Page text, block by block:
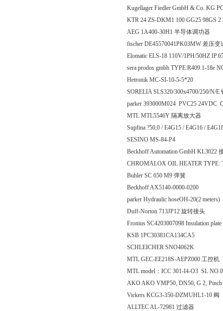
Kugellager Fiedler GmbH & Co. KG
KTR 24 ZS-DKM1 100 GG25 98GS
AEG 1A400-30H1 半导体调功器
fischer DE45570041PK03MW 差压变
Elomatic ELS-18 110V/1PH/50HZ
sera prodos gmbh TYPE:R409.1-18e
Hetronik MC-SI-10-5-5*20
SORELIA SLS320/300x4700/250/N/E
parker 393000M024 PVC25 24VDC
MTL MTL5546Y 隔离放大器
Supfina ?50,0 / E4G15 / E4G16 /
SESINO MS-84-P4
Beckhoff Automation GmbH KL3022
CHROMALOX OIL HEATER TYPE:
Buhler SC 650 M9 弹簧
Beckhoff AX5140-0000-0200
parker Hydraulic hoseOH-20(2 meters)
Duff-Norton 713JP12 旋转接头
Fronius SC4203007098 Insulation
KSB 1PC30381CA134CA5
SCHLEICHER SNO4062K
MTL GEC-EE218S-AEPZ000 工控机
MTL model：ICC 301-I4-O3 SL
AKO AKO VMP50, DN50, G 2,
Vickers KCG3-350-DZMUHL1-10 阀
ALLTEC AL-72981 过滤器